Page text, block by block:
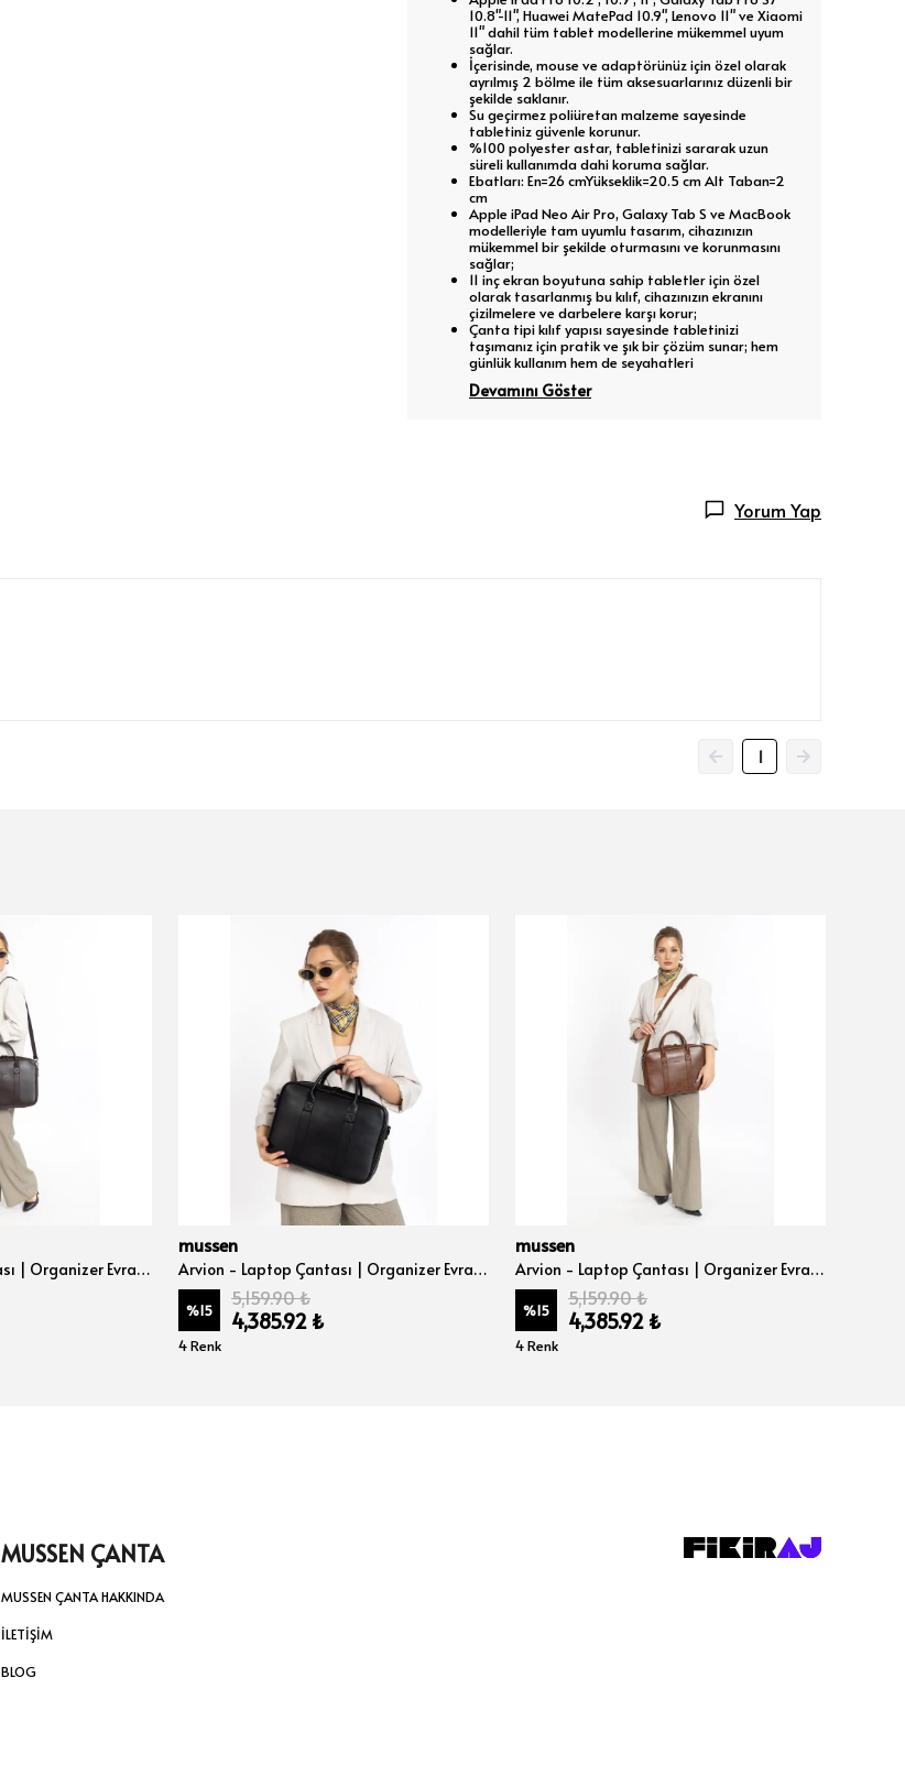
10.8"-11", Huawei MatePad 10.9", Lenovo 11" ve Xiaomi
11" dahil tüm tablet modellerine mükemmel uyum
sağlar.
İçerisinde, mouse ve adaptörünüz için özel olarak
ayrılmış 2 bölme ile tüm aksesuarlarınız düzenli bir
şekilde saklanır.
Su geçirmez poliüretan malzeme sayesinde
tabletiniz güvenle korunur.
%100 polyester astar, tabletinizi sararak uzun
süreli kullanımda dahi koruma sağlar.
Ebatları: En=26 cmYükseklik=20.5 cm Alt Taban=2
cm
Apple iPad Neo Air Pro, Galaxy Tab S ve MacBook
modelleriyle tam uyumlu tasarım, cihazınızın
mükemmel bir şekilde oturmasını ve korunmasını
sağlar;
11 inç ekran boyutuna sahip tabletler için özel
olarak tasarlanmış bu kılıf, cihazınızın ekranını
çizilmelere ve darbelere karşı korur;
Çanta tipi kılıf yapısı sayesinde tabletinizi
taşımanız için pratik ve şık bir çözüm sunar; hem
günlük kullanım hem de seyahatleri
Devamını Göster
Yorum Yap
1
Arvion - Laptop Çantası | Organizer Evrak ve Bilgisayar Çantası 15", 15.6" ve 16" inç - Kahve Nova
mussen
Arvion - Laptop Çantası | Organizer Evrak ve Bilgisayar Çantası 15", 15.6" ve 16" inç - Siyah Nova
%15
5,159.90 ₺
4,385.92 ₺
4 Renk
mussen
Arvion - Laptop Çantası | Organizer Evrak ve Bilgisayar Çantası 15", 15.6" ve 16" inç - Taba Nova
%15
5,159.90 ₺
4,385.92 ₺
4 Renk
MUSSEN ÇANTA
MUSSEN ÇANTA HAKKINDA
İLETİŞİM
BLOG